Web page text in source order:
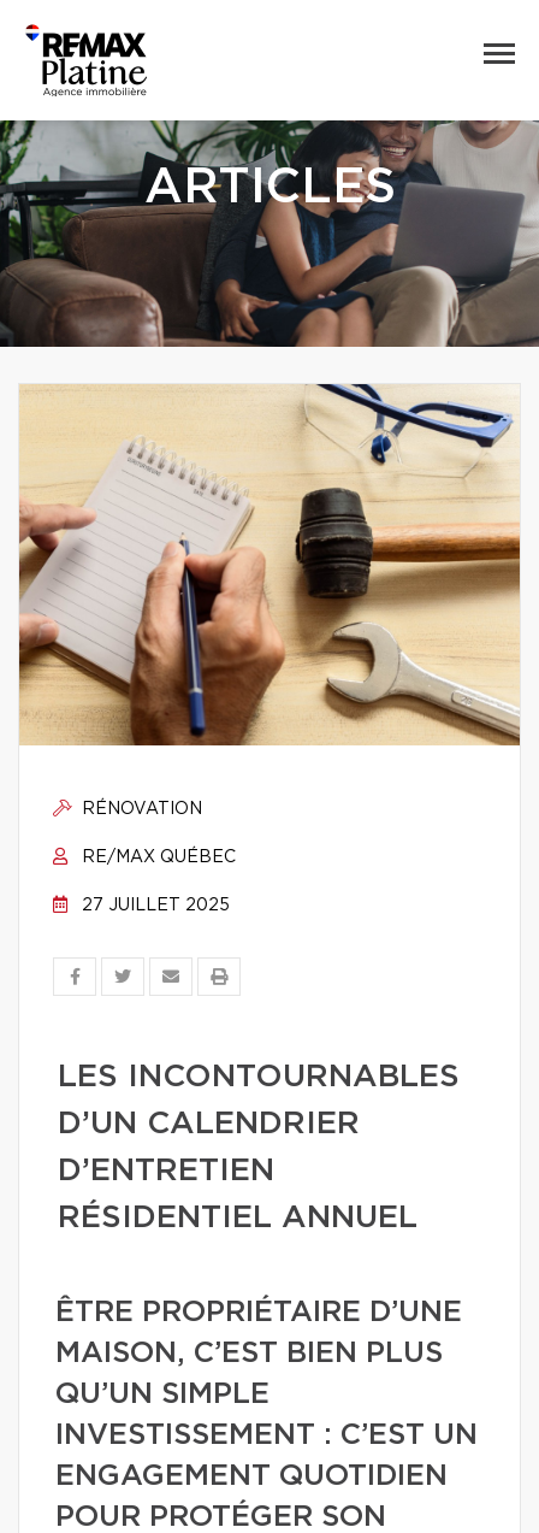
ARTICLES
RÉNOVATION
RE/MAX QUÉBEC
27 JUILLET 2025
LES INCONTOURNABLES
D’UN CALENDRIER
D’ENTRETIEN
RÉSIDENTIEL ANNUEL
ÊTRE PROPRIÉTAIRE D’UNE
MAISON, C’EST BIEN PLUS
QU’UN SIMPLE
INVESTISSEMENT : C’EST UN
ENGAGEMENT QUOTIDIEN
POUR PROTÉGER SON